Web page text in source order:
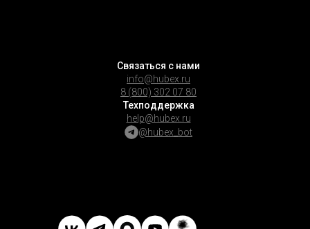
Связаться с нами
info@hubex.ru
8 (800) 302 07 80
Техподдержка
help@hubex.ru
@hubex_bot